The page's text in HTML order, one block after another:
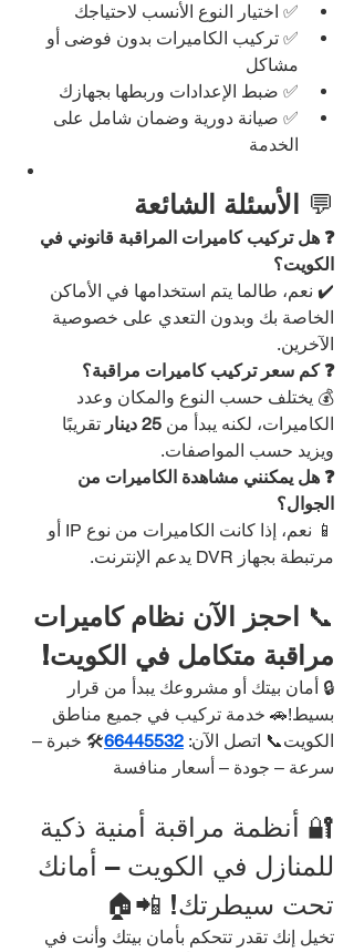
✅ اختيار النوع الأنسب لاحتياجك
✅ تركيب الكاميرات بدون فوضى أو
مشاكل
✅ ضبط الإعدادات وربطها بجهازك
✅ صيانة دورية وضمان شامل على
الخدمة
💬 الأسئلة الشائعة
❓ هل تركيب كاميرات المراقبة قانوني في
الكويت؟
✔️ نعم، طالما يتم استخدامها في الأماكن
الخاصة بك وبدون التعدي على خصوصية
الآخرين.
❓ كم سعر تركيب كاميرات مراقبة؟
💰 يختلف حسب النوع والمكان وعدد
الكاميرات، لكنه يبدأ من 25 دينار
تقريبًا
ويزيد حسب المواصفات.
❓ هل يمكنني مشاهدة الكاميرات من
الجوال؟
📱 نعم، إذا كانت الكاميرات من نوع IP أو
مرتبطة بجهاز DVR يدعم الإنترنت.
📞
احجز الآن نظام كاميرات
مراقبة متكامل في الكويت!
🔒 أمان بيتك أو مشروعك يبدأ من قرار
بسيط!🚗 خدمة تركيب في جميع مناطق
الكويت📞 اتصل الآن: 66445532🛠️ خبرة –
سرعة – جودة – أسعار منافسة
🔐 أنظمة مراقبة أمنية ذكية
للمنازل في الكويت – أمانك
تحت سيطرتك! 📲🏠
تخيل إنك تقدر تتحكم بأمان بيتك وأنت في